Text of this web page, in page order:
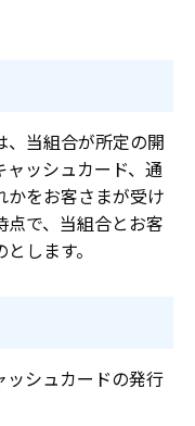
、当組合が所定の開
ッシュカード、通
かをお客さまが受け
で、当組合とお客
します。
ッシュカードの発行